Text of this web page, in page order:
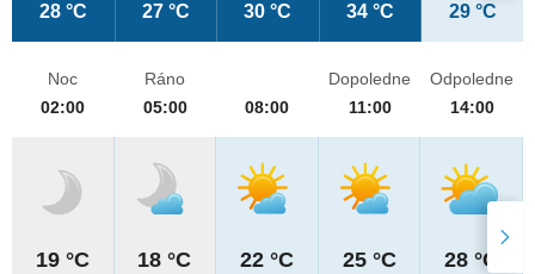
28 °C 27 °C 30 °C 34 °C 29 °C
Noc
02:00
19 °C
Ráno
05:00
18 °C
08:00
22 °C
Dopoledne
11:00
25 °C
Odpoledne
14:00
28 °C